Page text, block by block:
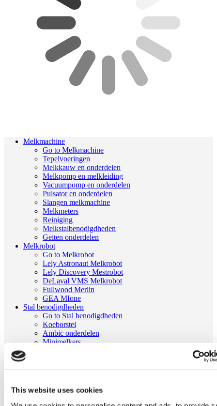
This website uses cookies
Melkmachine
Go to Melkmachine
Tepelvoeringen
Melkkauw en onderdelen
Melkpomp en melkleiding
Vacuumpomp en onderdelen
Pulsator en onderdelen
Slangen melkmachine
Melkmeters
Reiniging
Melkstalbenodigdheden
Geiten onderdelen
Melkrobot
Go to Melkrobot
Lely Astronaut Melkrobot
Lely Discovery Mestrobot
DeLaval VMS Melkrobot
Fullwood Merlin
GEA MIone
Stal benodigdheden
Go to Stal benodigdheden
Koeborstel
Ambic onderdelen
Minimelkers
Skelex
Reiniging
Draadstuk voor spoelvingers | Delaval 905085-01